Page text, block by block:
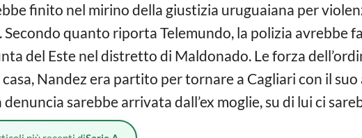
finito nel mirino della giustizia uruguaiana per
quanto riporta Telemundo, la polizia avrebbe
del Este nel distretto di Maldonado. Le forza
Nandez era partito per tornare a Cagliari con il
denuncia sarebbe arrivata dall’ex moglie, su di lui ci